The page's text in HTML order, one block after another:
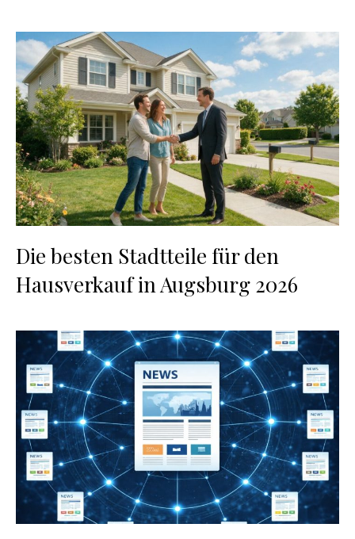
Die besten Stadtteile für den
Hausverkauf in Augsburg 2026